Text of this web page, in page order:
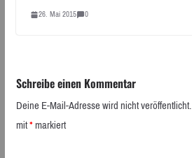
26. Mai 2015 0
Schreibe einen Kommentar
Deine E-Mail-Adresse wird nicht veröffentlicht.
mit*markiert